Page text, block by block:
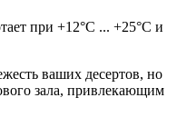
при +12°C ... +25°C и
ваших десертов, но
зала, привлекающим